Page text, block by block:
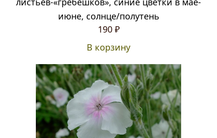
июне, солнце/полутень
Первоначальная
составляла
250 ₽.
190 ₽Текущая
190 ₽.
В корзину